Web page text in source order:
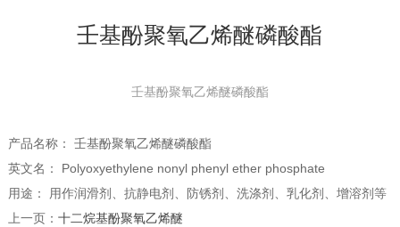
1 2 3
壬基酚聚氧乙烯醚磷酸酯
壬基酚聚氧乙烯醚磷酸酯
产品名称： 壬基酚聚氧乙烯醚磷酸酯
英文名： Polyoxyethylene nonyl phenyl ether phosphate
用途： 用作润滑剂、抗静电剂、防锈剂、洗涤剂、乳化剂、增溶剂等
上一页： 十二烷基酚聚氧乙烯醚